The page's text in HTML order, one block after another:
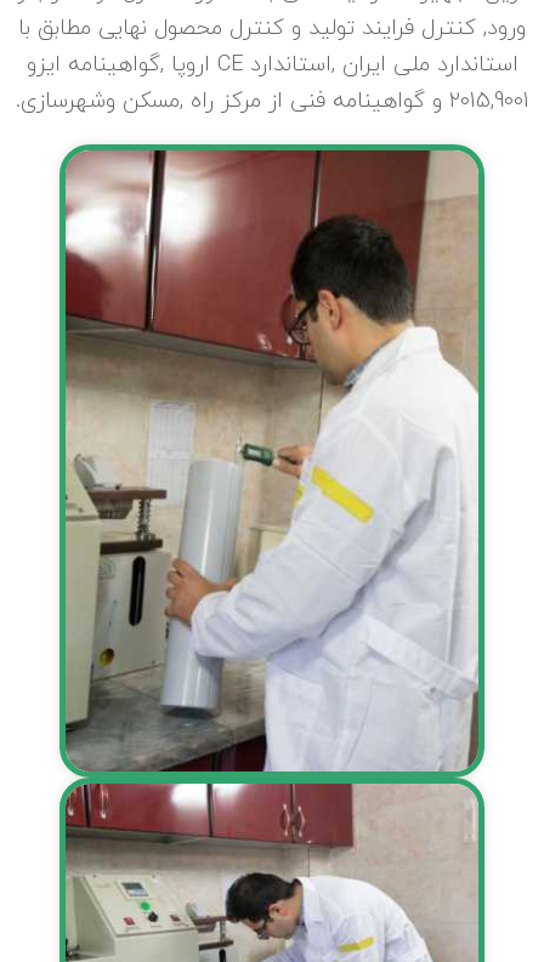
ورود, کنترل فرایند تولید و کنترل محصول نهایی مطابق با
استاندارد ملی ایران ,استاندارد CE اروپا ,گواهینامه ایزو
2015,9001 و گواهینامه فنی از مرکز راه ,مسکن وشهرسازی.